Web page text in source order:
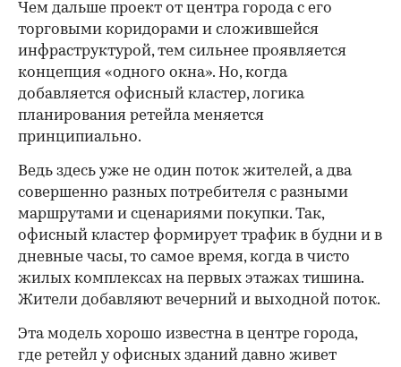
Чем дальше проект от центра города с его
торговыми коридорами и сложившейся
инфраструктурой, тем сильнее проявляется
концепция «одного окна». Но, когда
добавляется офисный кластер, логика
планирования ретейла меняется
принципиально.
Ведь здесь уже не один поток жителей, а два
совершенно разных потребителя с разными
маршрутами и сценариями покупки. Так,
офисный кластер формирует трафик в будни и в
дневные часы, то самое время, когда в чисто
жилых комплексах на первых этажах тишина.
Жители добавляют вечерний и выходной поток.
Эта модель хорошо известна в центре города,
где ретейл у офисных зданий давно живет